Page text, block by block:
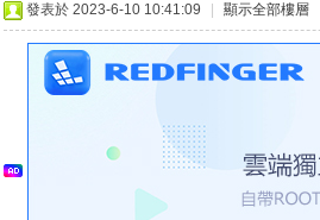
發表於 2023-6-10 10:41:09 顯示全部樓層